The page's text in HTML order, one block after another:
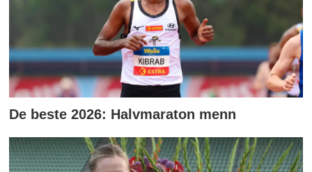
De beste 2026: Halvmaraton menn